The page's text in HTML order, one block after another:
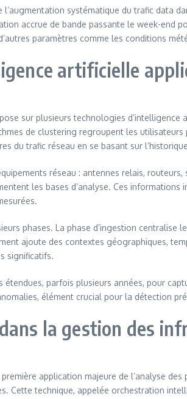
systématique du trafic data
accrue de bande passante le week-end
paramètres comme les conditions
artificielle
sur plusieurs technologies
de clustering regroupent les
du trafic réseau en se basant sur
réseau : antennes relais,
les bases d’analyse. Ces
phases. La phase d’ingestion
ajoute des contextes géographiques,
significatifs.
étendues, parfois plusieurs années, pour
élément crucial pour la détection
la gestion des
application majeure de l’analyse
Cette technique, appelée orchestration